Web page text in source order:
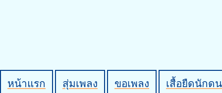
หน้าแรก สุ่มเพลง ขอเพลง เสื้อยืดนักด